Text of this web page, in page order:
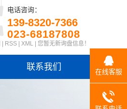
电话咨询：
139-8320-7366
023-68187808
RSS XML 您暂无新询盘信息！
联系我们 在线客服